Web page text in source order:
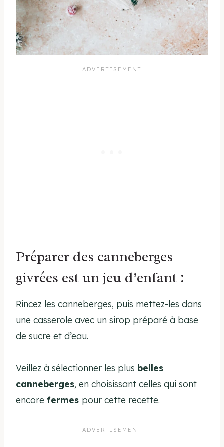
Préparer des canneberges
givrées est un jeu d’enfant :
Rincez les canneberges, puis mettez-les dans
une casserole avec un sirop préparé à base
de sucre et d’eau.
Veillez à sélectionner les plus belles
canneberges, en choisissant celles qui sont
encore fermes pour cette recette.